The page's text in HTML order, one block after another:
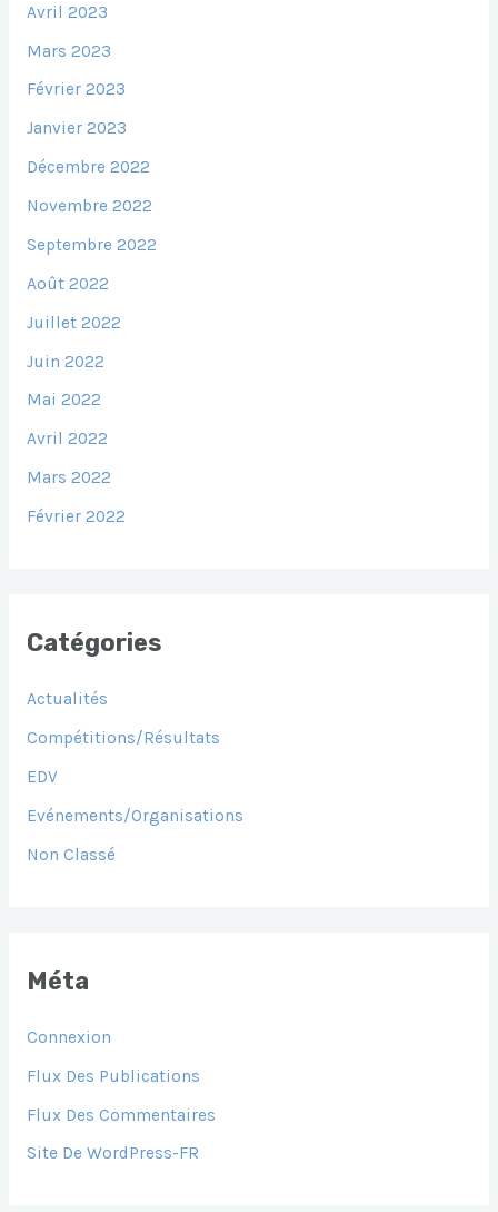
Avril 2023
Mars 2023
Février 2023
Janvier 2023
Décembre 2022
Novembre 2022
Septembre 2022
Août 2022
Juillet 2022
Juin 2022
Mai 2022
Avril 2022
Mars 2022
Février 2022
Catégories
Actualités
Compétitions/Résultats
EDV
Evénements/Organisations
Non Classé
Méta
Connexion
Flux Des Publications
Flux Des Commentaires
Site De WordPress-FR